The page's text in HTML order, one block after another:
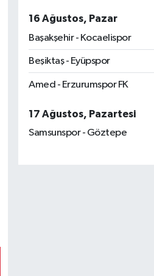
16 Ağustos, Pazar
Başakşehir - Kocaelispor
Beşiktaş - Eyüpspor
Amed - Erzurumspor FK
17 Ağustos, Pazartesi
Samsunspor - Göztepe